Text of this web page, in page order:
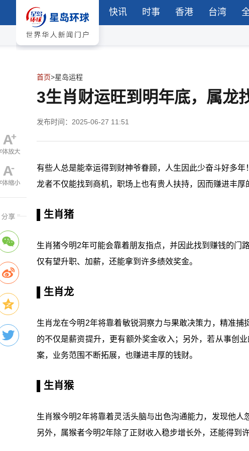
快讯 时事 香港 台湾
首页>星岛运程
3生肖财运旺到明年底，属龙
发布时间：2025-06-27 11:51
有些人总是能幸运得到财神爷眷顾，人生因此少奋斗好多
龙者不仅能找到商机，职场上也有贵人扶持，因而赚进丰厚
▌生肖猪
生肖猪今明2年可能会靠着朋友指点，并因此找到赚钱的门
仅有望升职、加薪，还能拿到许多绩效奖金。
▌生肖龙
生肖龙在今明2年将靠着敏锐洞察力与果敢决策力，精准
的不仅是薪资提升，更有额外奖金收入；另外，若从事创
案，业务范围不断拓展，也赚进丰厚的钱财。
▌生肖猴
生肖猴今明2年将靠着灵活头脑与出色沟通能力，发现他人
另外，属猴者今明2年除了正财收入稳步增长外，还能得到